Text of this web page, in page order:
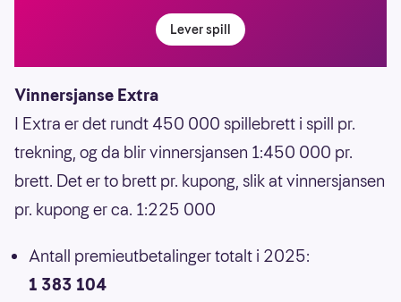
Lever spill
Vinnersjanse Extra
I Extra er det rundt 450 000 spillebrett i spill pr.
trekning, og da blir vinnersjansen 1:450 000 pr.
brett. Det er to brett pr. kupong, slik at vinnersjansen
pr. kupong er ca. 1:225 000
Antall premieutbetalinger totalt i 2025:
1 383 104